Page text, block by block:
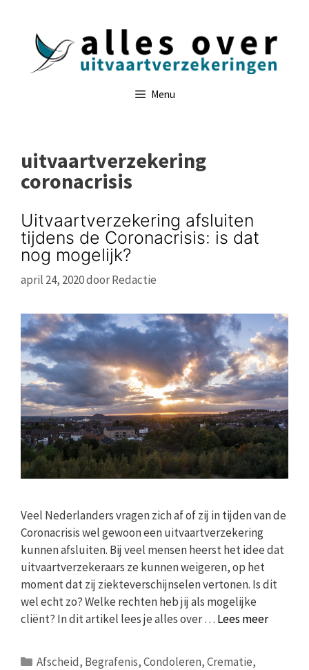
Menu
uitvaartverzekering
coronacrisis
Uitvaartverzekering afsluiten
tijdens de Coronacrisis: is dat
nog mogelijk?
april 24, 2020doorRedactie
Veel Nederlanders vragen zich af of zij in tijden van de
Coronacrisis wel gewoon een uitvaartverzekering
kunnen afsluiten. Bij veel mensen heerst het idee dat
uitvaartverzekeraars ze kunnen weigeren, op het
moment dat zij ziekteverschijnselen vertonen. Is dit
wel echt zo? Welke rechten heb jij als mogelijke
cliënt? In dit artikel lees je alles over … Lees meer
Categorieën
Afscheid, Begrafenis,Condoleren,Crematie,